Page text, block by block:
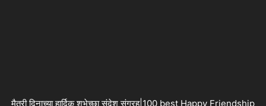
मैत्री दिनाच्या हार्दिक शुभेच्छा संदेश संग्रह|100 best Happy Friendship